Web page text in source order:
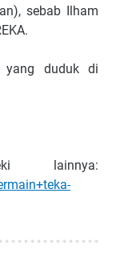
sebab Ilham
yang duduk di
lainnya: